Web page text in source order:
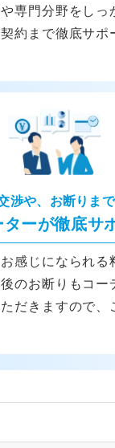
専門分野をしっ
約まで徹底サポ
渉や、お断りまで
ーが徹底サ
感じになられる
のお断りもコー
だきますので、